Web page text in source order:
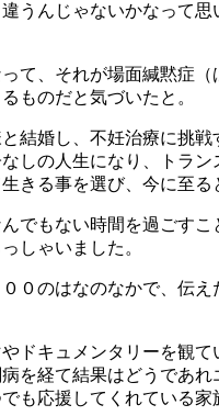
うんじゃないかなって思
て、それが場面緘黙症（
ものだと気づいたと。
結婚し、不妊治療に挑戦
しの人生になり、トラン
きる事を選び、今に至る
でもない時間を過ごすこ
しゃいました。
０のはなのなかで、伝え
ドキュメンタリーを観て
を経て結果はどうであれ
も応援してくれている家